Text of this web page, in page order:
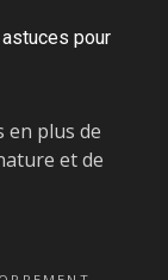
pour
en plus de
et de